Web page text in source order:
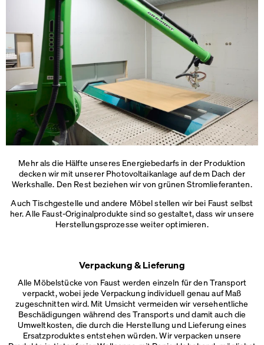
Mehr als die Hälfte unseres Energiebedarfs in der Produktion
decken wir mit unserer Photovoltaikanlage auf dem Dach der
Werkshalle. Den Rest beziehen wir vongrünen Stromlieferanten.
Auch Tischgestelle und andere Möbel stellen wir bei Faust selbst
her. Alle Faust-Originalprodukte sind so gestaltet, dass wir unsere
Herstellungsprozesse weiter optimieren.
Verpackung & Lieferung
Alle Möbelstücke von Faust werden einzeln für den Transport
verpackt, wobei jede Verpackung individuell genau auf Maß
zugeschnitten wird. Mit Umsicht vermeiden wir versehentliche
Beschädigungen während des Transports und damit auch die
Umweltkosten, die durch die Herstellung und Lieferung eines
Ersatzproduktes entstehen würden. Wir verpacken unsere